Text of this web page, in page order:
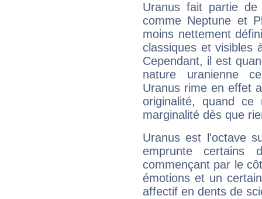
Uranus fait partie
comme Neptune et
moins nettement
classiques et visibles
Cependant, il est
nature uranienne
Uranus rime en effet
originalité, quand ce
marginalité dès que
Uranus est l'octave
emprunte
commençant par le
émotions et un
affectif en dents de